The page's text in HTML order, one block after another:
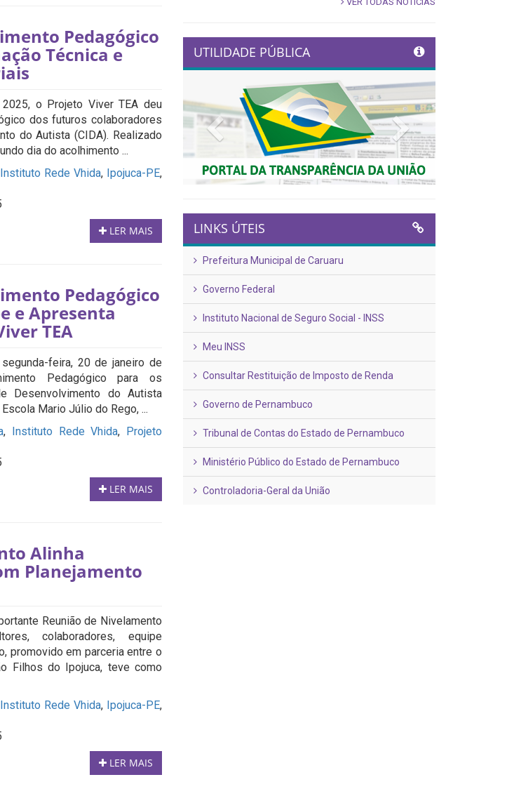
Pedagógico
Técnica e
o Projeto Viver TEA deu
dos futuros colaboradores
do Autista (CIDA). Realizado
dia do acolhimento ...
Instituto Rede Vhida, Ipojuca-PE,
LER MAIS
Pedagógico
e Apresenta
TEA
feira, 20 de janeiro de
Pedagógico para os
Desenvolvimento do Autista
Mario Júlio do Rego, ...
, Instituto Rede Vhida, Projeto
LER MAIS
Alinha
Planejamento
Reunião de Nivelamento
colaboradores, equipe
promovido em parceria entre o
Filhos do Ipojuca, teve como
Instituto Rede Vhida, Ipojuca-PE,
LER MAIS
UTILIDADE PÚBLICA
Previous Next
LINKS ÚTEIS
Prefeitura Municipal de Caruaru
Governo Federal
Instituto Nacional de Seguro Social - INSS
Meu INSS
Consultar Restituição de Imposto de Renda
Governo de Pernambuco
Tribunal de Contas do Estado de Pernambuco
Ministério Público do Estado de Pernambuco
Controladoria-Geral da União